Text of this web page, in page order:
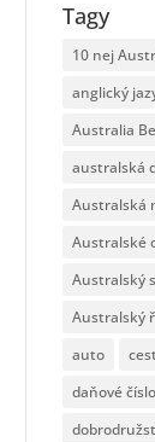
Tagy
10 nej
anglický
Australia
australská
Australská
Australské
Australský
Australský
auto
daňové číslo